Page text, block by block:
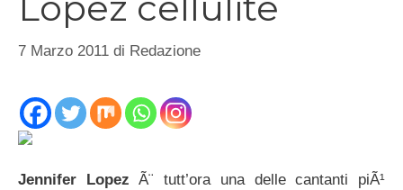
7 Marzo 2011 di Redazione
Jennifer Lopez Ã¨ tutt’ora una delle cantanti piÃ¹